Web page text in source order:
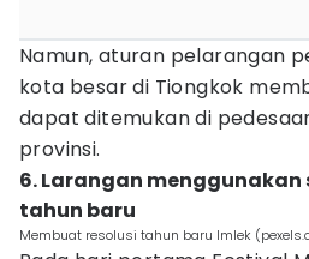
Namun, aturan pelarangan
kota besar di Tiongkok
dapat ditemukan di
provinsi.
6. Larangan menggunakan
tahun baru
Membuat resolusi tahun baru Imlek